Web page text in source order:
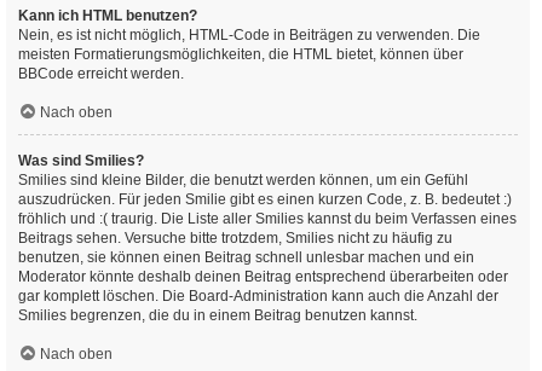
Kann ich HTML benutzen?
Nein, es ist nicht möglich, HTML-Code in Beiträgen zu verwenden. Die
meisten Formatierungsmöglichkeiten, die HTML bietet, können über
BBCode erreicht werden.
Nach oben
Was sind Smilies?
Smilies sind kleine Bilder, die benutzt werden können, um ein Gefühl
auszudrücken. Für jeden Smilie gibt es einen kurzen Code, z. B. bedeutet :)
fröhlich und :( traurig. Die Liste aller Smilies kannst du beim Verfassen eines
Beitrags sehen. Versuche bitte trotzdem, Smilies nicht zu häufig zu
benutzen, sie können einen Beitrag schnell unlesbar machen und ein
Moderator könnte deshalb deinen Beitrag entsprechend überarbeiten oder
gar komplett löschen. Die Board-Administration kann auch die Anzahl der
Smilies begrenzen, die du in einem Beitrag benutzen kannst.
Nach oben